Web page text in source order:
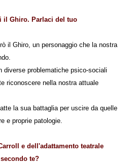
il Ghiro. Parlaci del tuo
il Ghiro, un personaggio che la nostra
diverse problematiche psico-sociali
riconoscere nella nostra attuale
la sua battaglia per uscire da quelle
e proprie patologie.
e dell'adattamento teatrale
te?